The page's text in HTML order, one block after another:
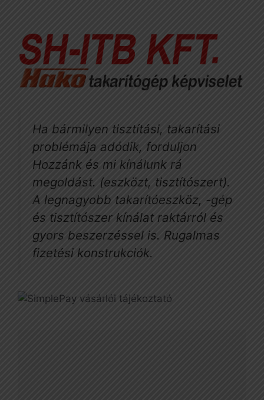
Ha bármilyen tisztítási, takarítási
problémája adódik, forduljon
Hozzánk és mi kínálunk rá
megoldást. (eszközt, tisztítószert).
A legnagyobb takarítóeszköz, -gép
és tisztítószer kínálat raktárról és
gyors beszerzéssel is. Rugalmas
fizetési konstrukciók.